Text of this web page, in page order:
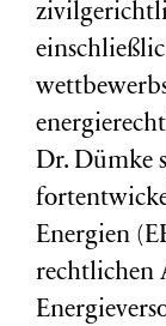
Dr. Dümke
Energien
rechtlichen